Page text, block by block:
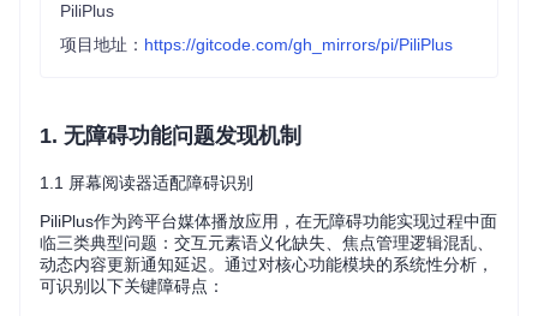
PiliPlus
项目地址： https://gitcode.com/gh_mirrors/pi/PiliPlus
1. 无障碍功能问题发现机制
1.1 屏幕阅读器适配障碍识别
PiliPlus作为跨平台媒体播放应用，在无障碍功能实现过程中面
临三类典型问题：交互元素语义化缺失、焦点管理逻辑混乱、
动态内容更新通知延迟。通过对核心功能模块的系统性分析，
可识别以下关键障碍点：